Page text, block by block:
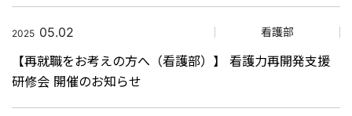
2025 05.02 看護部
【再就職をお考えの方へ（看護部）】 看護力再開発支援
研修会 開催のお知らせ